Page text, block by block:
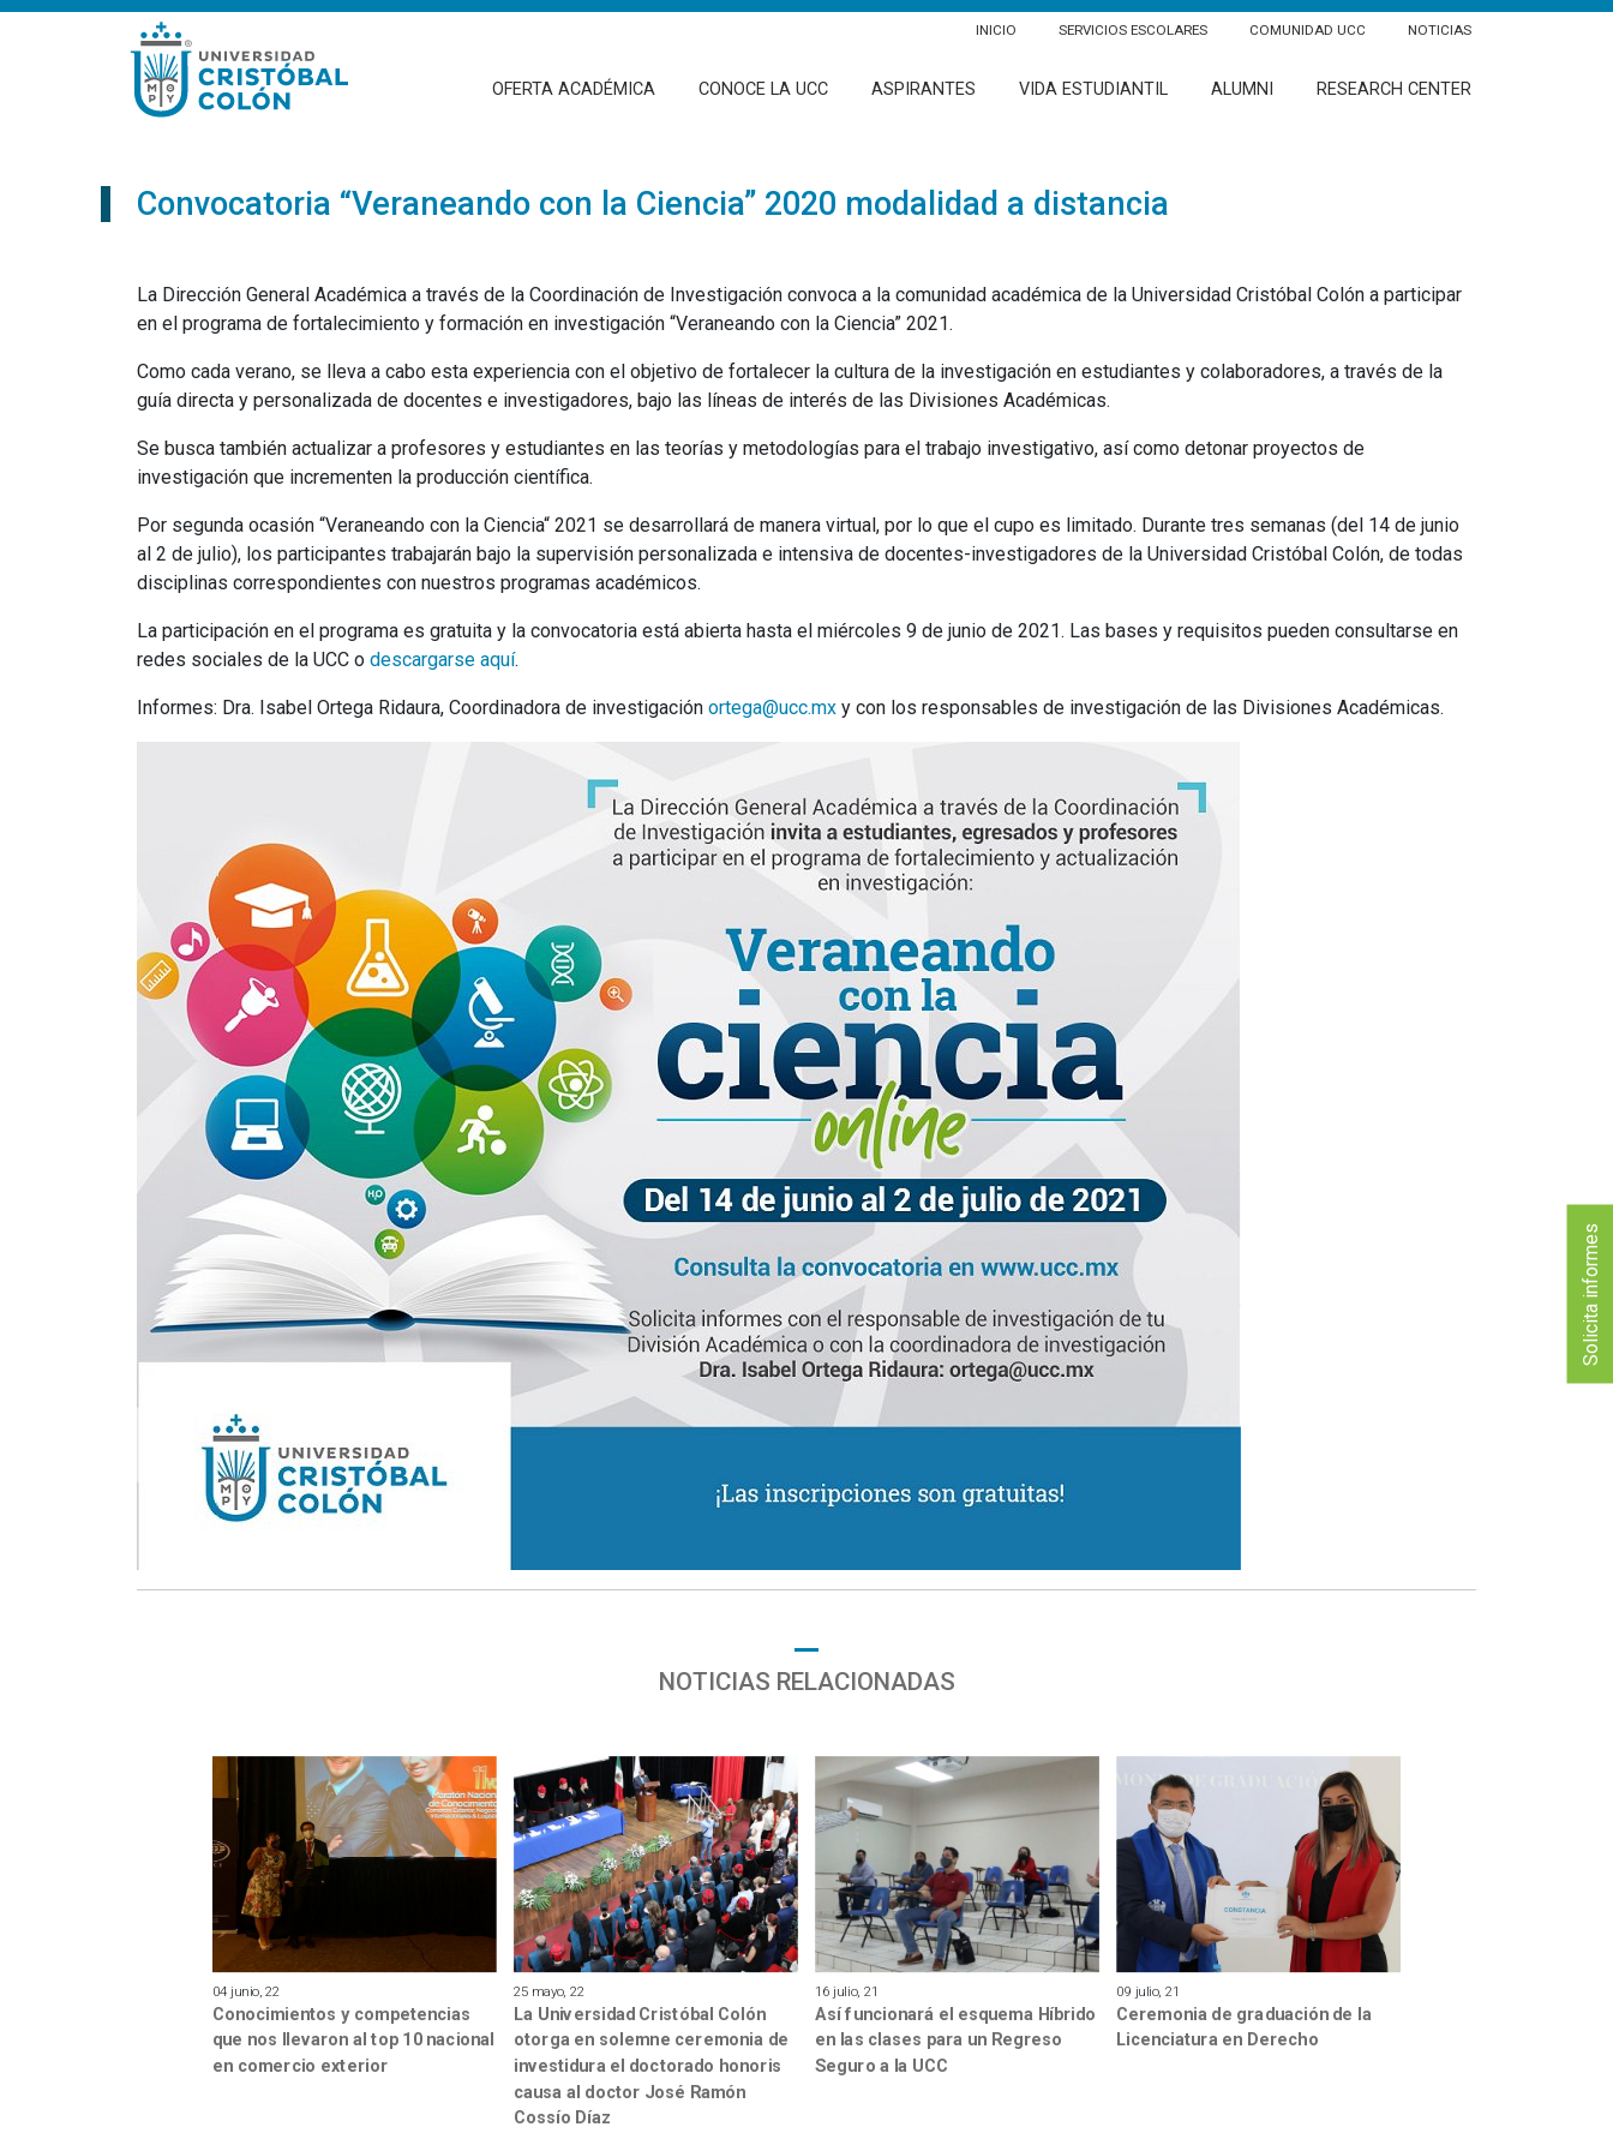
Solicita informes
INICIO SERVICIOS ESCOLARES COMUNIDAD UCC NOTICIAS
OFERTA ACADÉMICA CONOCE LA UCC ASPIRANTES VIDA ESTUDIANTIL ALUMNI RESEARCH CENTER
Convocatoria “Veraneando con la Ciencia” 2020 modalidad a distancia
La Dirección General Académica a través de la Coordinación de Investigación convoca a la comunidad académica de la Universidad Cristóbal Colón a participar
en el programa de fortalecimiento y formación en investigación “Veraneando con la Ciencia” 2021.
Como cada verano, se lleva a cabo esta experiencia con el objetivo de fortalecer la cultura de la investigación en estudiantes y colaboradores, a través de la
guía directa y personalizada de docentes e investigadores, bajo las líneas de interés de las Divisiones Académicas.
Se busca también actualizar a profesores y estudiantes en las teorías y metodologías para el trabajo investigativo, así como detonar proyectos de
investigación que incrementen la producción científica.
Por segunda ocasión “Veraneando con la Ciencia“ 2021 se desarrollará de manera virtual, por lo que el cupo es limitado. Durante tres semanas (del 14 de junio
al 2 de julio), los participantes trabajarán bajo la supervisión personalizada e intensiva de docentes-investigadores de la Universidad Cristóbal Colón, de todas
disciplinas correspondientes con nuestros programas académicos.
La participación en el programa es gratuita y la convocatoria está abierta hasta el miércoles 9 de junio de 2021. Las bases y requisitos pueden consultarse en
redes sociales de la UCC o descargarse aquí.
Informes: Dra. Isabel Ortega Ridaura, Coordinadora de investigación ortega@ucc.mx y con los responsables de investigación de las Divisiones Académicas.
NOTICIAS RELACIONADAS
04 junio, 22
Conocimientos y competencias
que nos llevaron al top 10 nacional
en comercio exterior
25 mayo, 22
La Universidad Cristóbal Colón
otorga en solemne ceremonia de
investidura el doctorado honoris
causa al doctor José Ramón
Cossío Díaz
16 julio, 21
Así funcionará el esquema Híbrido
en las clases para un Regreso
Seguro a la UCC
09 julio, 21
Ceremonia de graduación de la
Licenciatura en Derecho